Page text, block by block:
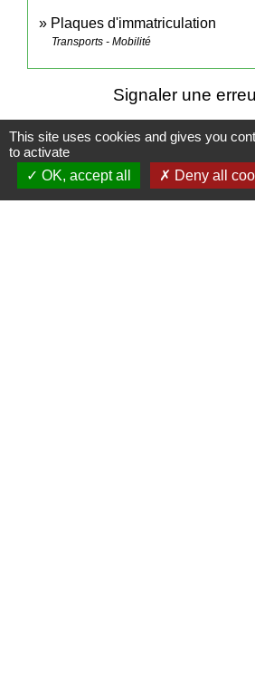
Plaques d'immatriculation
Transports - Mobilité
Signaler une
Contacts
This site uses cookies and gives you
to activate
OK, accept all
Deny all